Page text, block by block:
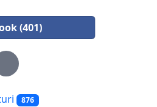
(401)
876